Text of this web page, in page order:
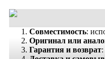
Совместимость:
Оригинал или
Гарантия и возврат